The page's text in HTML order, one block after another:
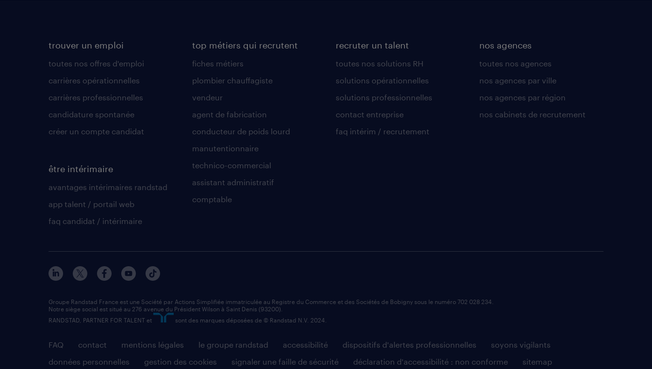
trouver un emploi
toutes nos offres d'emploi
carrières opérationnelles
carrières professionnelles
candidature spontanée
créer un compte candidat
être intérimaire
avantages intérimaires randstad
app talent / portail web
faq candidat / intérimaire
top métiers qui recrutent
fiches métiers
plombier chauffagiste
vendeur
agent de fabrication
conducteur de poids lourd
manutentionnaire
technico-commercial
assistant administratif
comptable
recruter un talent
toutes nos solutions RH
solutions opérationnelles
solutions professionnelles
contact entreprise
faq intérim / recrutement
nos agences
toutes nos agences
nos agences par ville
nos agences par région
nos cabinets de recrutement
FAQ contact mentions légales le groupe randstad accessibilité dispositifs d'alertes professionnelles
soyons vigilants
données personnelles
gestion des cookies signaler une faille de sécurité déclaration d'accessibilité : non conforme sitemap
Groupe Randstad France est une Société par Actions Simplifiée immatriculée au Registre du Commerce et des Sociétés de Bobigny sous le numéro 702 028 234.
Notre siège social est situé au 276 avenue du Président Wilson à Saint Denis (93200).
RANDSTAD, PARTNER FOR TALENT et
sont des marques déposées de © Randstad N.V. 2024.